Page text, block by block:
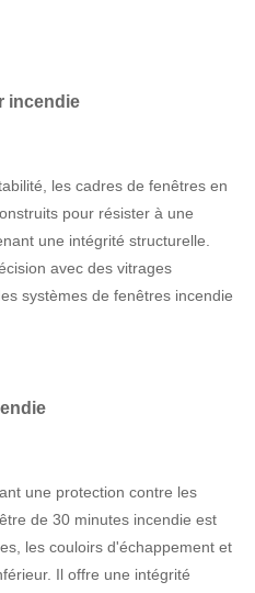
incendie
les cadres de fenêtres en
pour résister à une
une intégrité structurelle.
avec des vitrages
systèmes de fenêtres incendie
une protection contre les
de 30 minutes incendie est
les couloirs d'échappement et
Il offre une intégrité